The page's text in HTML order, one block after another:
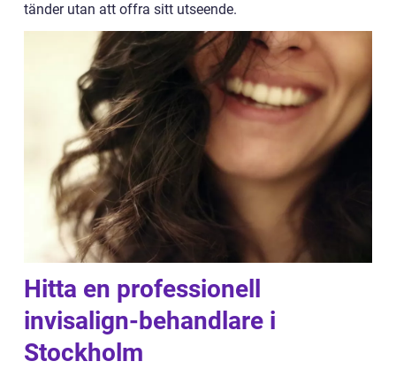
tänder utan att offra sitt utseende.
Hitta en professionell
invisalign-behandlare i
Stockholm